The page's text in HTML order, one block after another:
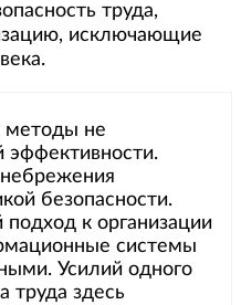
труда,
исключающие
методы не
эффективности.
безопасности.
к организации
системы
Усилий одного
труда здесь